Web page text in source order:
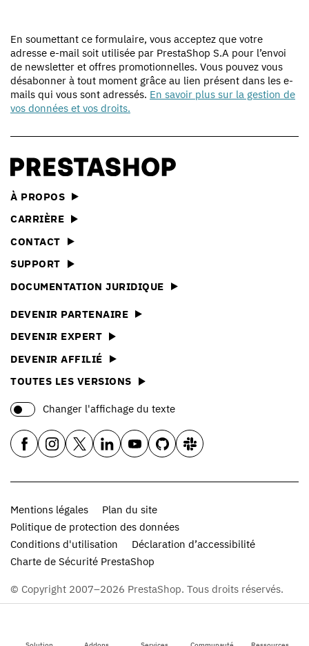
En soumettant ce formulaire, vous acceptez que votre
adresse e-mail soit utilisée par PrestaShop S.A pour l’envoi
de newsletter et offres promotionnelles. Vous pouvez vous
désabonner à tout moment grâce au lien présent dans les e-
mails qui vous sont adressés. En savoir plus sur la gestion de
vos données et vos droits.
À PROPOS
CARRIÈRE
CONTACT
SUPPORT
DOCUMENTATION JURIDIQUE
DEVENIR PARTENAIRE
DEVENIR EXPERT
DEVENIR AFFILIÉ
TOUTES LES VERSIONS
Changer l'affichage du texte
Mentions légales
Plan du site
Politique de protection des données
Conditions d'utilisation
Déclaration d’accessibilité
Charte de Sécurité PrestaShop
© Copyright 2007–2026 PrestaShop. Tous droits réservés.